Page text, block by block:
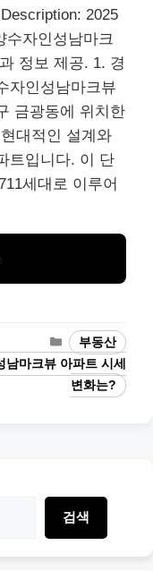
2025
수자인성남마크
정보 제공. 1. 경
자인성남마크뷰
금광동에 위치한
대적인 설계와
트입니다. 이 단
세대로 이루어
Categories
부동산
마크뷰 아파트 시세
변화는?
검색